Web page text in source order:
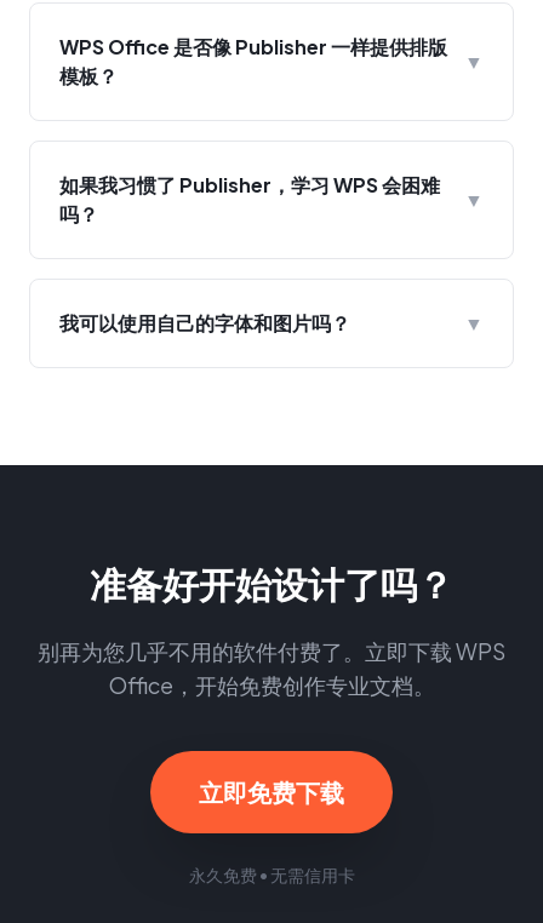
WPS Office 是否像 Publisher 一样提供排版
模板？
▼
如果我习惯了 Publisher，学习 WPS 会困难
吗？
▼
我可以使用自己的字体和图片吗？ ▼
准备好开始设计了吗？
别再为您几乎不用的软件付费了。立即下载 WPS
Office，开始免费创作专业文档。
立即免费下载
永久免费 • 无需信用卡